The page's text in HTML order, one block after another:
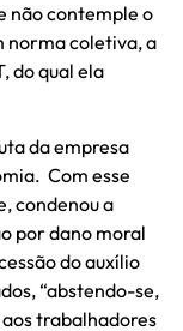
não contemple o
norma coletiva, a
do qual ela
da empresa
Com esse
condenou a
por dano moral
do auxílio
“abstendo-se,
trabalhadores